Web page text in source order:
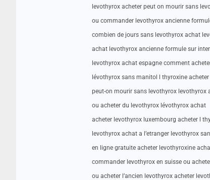
levothyrox acheter peut on mourir sans
ou commander levothyrox ancienne
combien de jours sans levothyrox achat
achat levothyrox ancienne formule sur
levothyrox achat espagne comment
lévothyrox sans manitol l thyroxine acheter
peut-on mourir sans levothyrox levothyrox
ou acheter du levothyrox lévothyrox achat
acheter levothyrox luxembourg acheter l
levothyrox achat a l’etranger levothyrox
en ligne gratuite acheter levothyroxine
commander levothyrox en suisse ou
ou acheter l’ancien levothyrox acheter